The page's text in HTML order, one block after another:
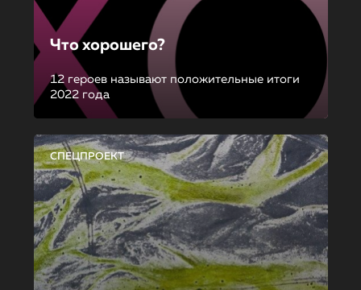
Что хорошего?
12 героев называют положительные итоги
2022 года
СПЕЦПРОЕКТ